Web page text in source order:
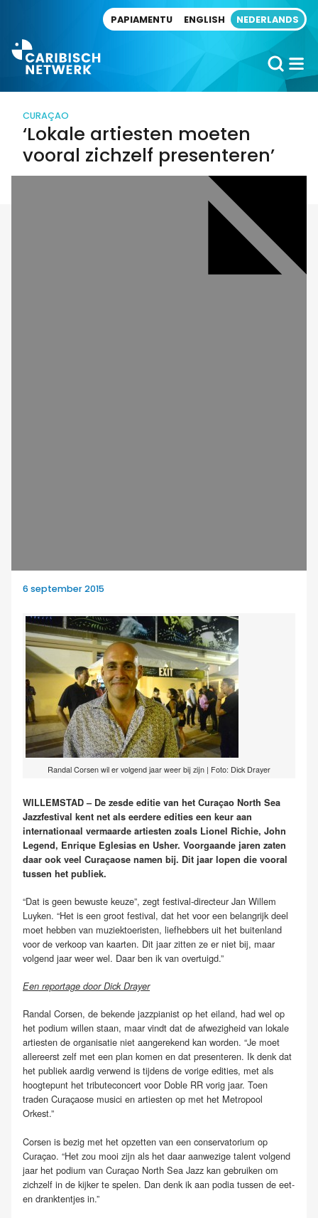
PAPIAMENTU ENGLISH NEDERLANDS
CURAÇAO
‘Lokale artiesten moeten
vooral zichzelf presenteren’
6 september 2015
Randal Corsen wil er volgend jaar weer bij zijn | Foto: Dick Drayer
WILLEMSTAD – De zesde editie van het Curaçao North Sea
Jazzfestival kent net als eerdere edities een keur aan
internationaal vermaarde artiesten zoals Lionel Richie, John
Legend, Enrique Eglesias en Usher. Voorgaande jaren zaten
daar ook veel Curaçaose namen bij. Dit jaar lopen die vooral
tussen het publiek.
“Dat is geen bewuste keuze”, zegt festival-directeur Jan Willem
Luyken. “Het is een groot festival, dat het voor een belangrijk deel
moet hebben van muziektoeristen, liefhebbers uit het buitenland
voor de verkoop van kaarten. Dit jaar zitten ze er niet bij, maar
volgend jaar weer wel. Daar ben ik van overtuigd.”
Een reportage door Dick Drayer
Randal Corsen, de bekende jazzpianist op het eiland, had wel op
het podium willen staan, maar vindt dat de afwezigheid van lokale
artiesten de organisatie niet aangerekend kan worden. “Je moet
allereerst zelf met een plan komen en dat presenteren. Ik denk dat
het publiek aardig verwend is tijdens de vorige edities, met als
hoogtepunt het tributeconcert voor Doble RR vorig jaar. Toen
traden Curaçaose musici en artiesten op met het Metropool
Orkest.”
Corsen is bezig met het opzetten van een conservatorium op
Curaçao. “Het zou mooi zijn als het daar aanwezige talent volgend
jaar het podium van Curaçao North Sea Jazz kan gebruiken om
zichzelf in de kijker te spelen. Dan denk ik aan podia tussen de eet-
en dranktentjes in.”